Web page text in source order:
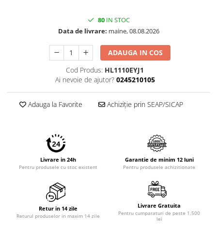
Piese si accesorii
Accesorii Printing
Desktop PC
PC Office
All-in-One PC
Mini PC
Monitoare LED
Accesorii monitoare
80IN STOC
Data de livrare: maine, 08.08.2026
ADAUGA IN COS
Cod Produs: HL1110EYJ1
Ai nevoie de ajutor? 0245210105
Adauga la Favorite Achiziție prin SEAP/SICAP
Livrare in 24h
Pentru produsele cu stoc existent
Garantie de minim 12 luni
Pentru produsele achizitionate
Retur in 14 zile
Returul produselor in maxim 14 zile
Livrare Gratuita
Pentru cumparaturi de peste 1.500
lei